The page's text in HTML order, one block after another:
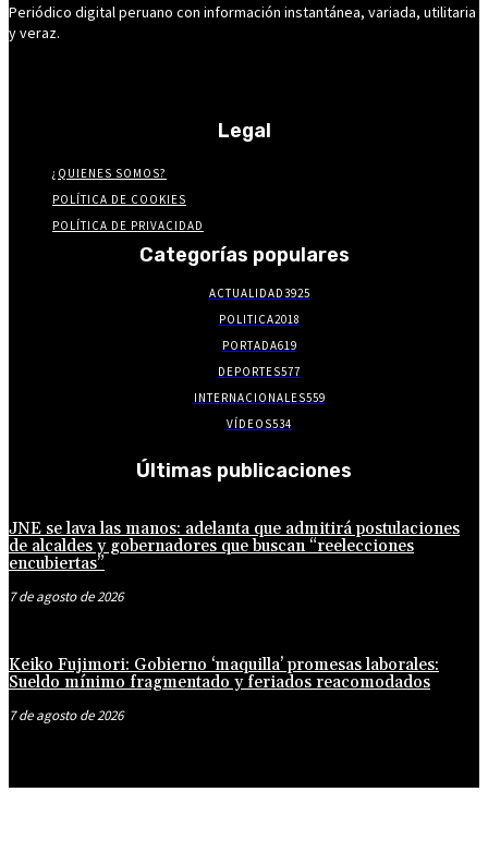
Periódico digital peruano con información instantánea, variada, utilitaria
y veraz.
Legal
¿QUIENES SOMOS?
POLÍTICA DE COOKIES
POLÍTICA DE PRIVACIDAD
Categorías populares
ACTUALIDAD3925
POLITICA2018
PORTADA619
DEPORTES577
INTERNACIONALES559
VÍDEOS534
Últimas publicaciones
JNE se lava las manos: adelanta que admitirá postulaciones
de alcaldes y gobernadores que buscan “reelecciones
encubiertas”
7 de agosto de 2026
Keiko Fujimori: Gobierno ‘maquilla’ promesas laborales:
Sueldo mínimo fragmentado y feriados reacomodados
7 de agosto de 2026